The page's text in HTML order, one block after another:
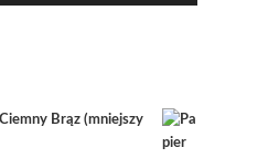
Brąz (mniejszy